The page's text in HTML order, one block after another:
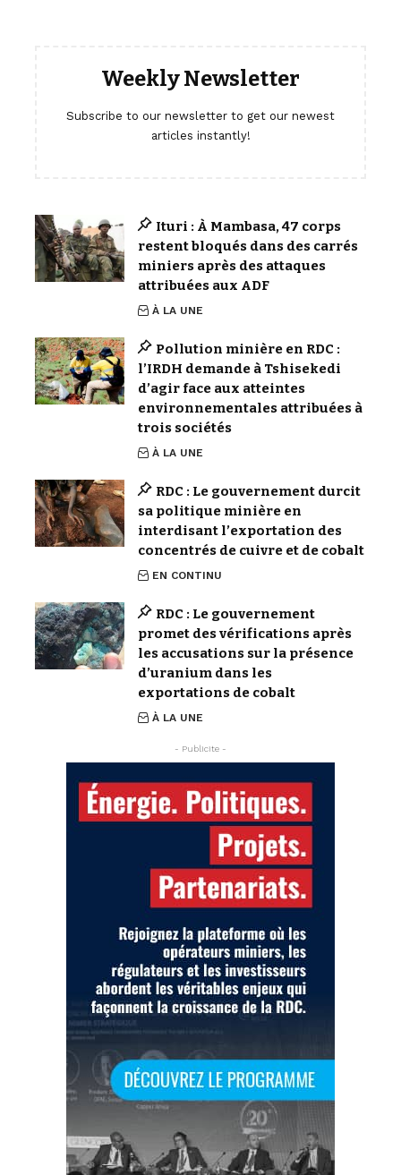
Weekly Newsletter
Subscribe to our newsletter to get our newest
articles instantly!
Ituri : À Mambasa, 47 corps
restent bloqués dans des carrés
miniers après des attaques
attribuées aux ADF
À LA UNE
Pollution minière en RDC :
l’IRDH demande à Tshisekedi
d’agir face aux atteintes
environnementales attribuées à
trois sociétés
À LA UNE
RDC : Le gouvernement durcit
sa politique minière en
interdisant l’exportation des
concentrés de cuivre et de cobalt
EN CONTINU
RDC : Le gouvernement
promet des vérifications après
les accusations sur la présence
d’uranium dans les
exportations de cobalt
À LA UNE
- Publicite -